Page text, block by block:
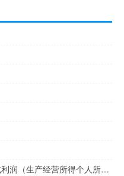
生产经营所得个人所得税能否冲减利润（生产经营所得个人所得税计算器）